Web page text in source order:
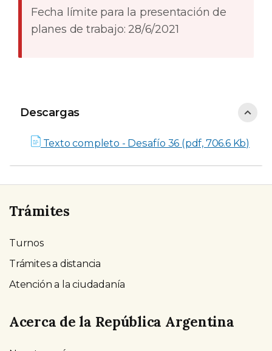
Fecha límite para la presentación de
planes de trabajo: 28/6/2021
Descargas
Descargas
Texto completo - Desafío 36 (pdf, 706.6 Kb)
Trámites
Turnos
Trámites a distancia
Atención a la ciudadanía
Acerca de la República Argentina